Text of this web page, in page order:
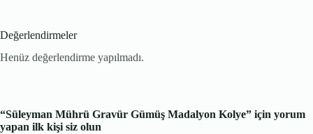
Değerlendirmeler
Henüz değerlendirme yapılmadı.
“Süleyman Mührü Gravür Gümüş Madalyon Kolye” için yorum
yapan ilk kişi siz olun